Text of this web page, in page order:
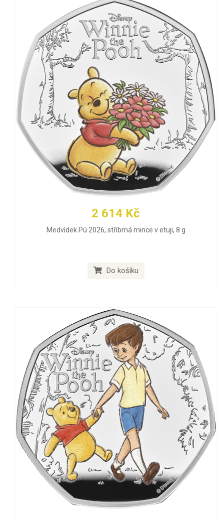
2 614 Kč
Medvídek Pú 2026, stříbrná mince v etuji, 8 g
Do košíku